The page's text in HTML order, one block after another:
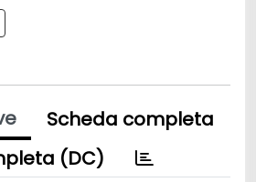
Scheda completa
(DC)